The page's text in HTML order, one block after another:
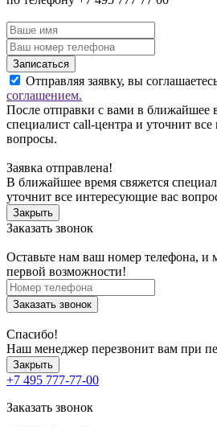
Записаться
Отправляя заявку, вы
соглашением.
После отправки с вами в ближайшее
специалист call-центра и уточнит
вопросы.
Заявка отправлена!
В ближайшее время свяжется
уточнит все интересующие вас
Закрыть
Заказать звонок
Оставьте нам ваш номер телефона, и
первой возможности!
Заказать звонок
Спасибо!
Наш менеджер перезвонит вам при
Закрыть
+7 495 777-77-00
Заказать звонок